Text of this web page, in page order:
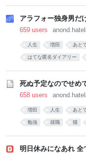
アラフォー独身男だ
659 users
人生 増田 あと
はてな匿名ダイアリー
死ぬ予定なのでせめ
658 users
増田 人生 あと
勉強 就職 猫
明日休みになあれ